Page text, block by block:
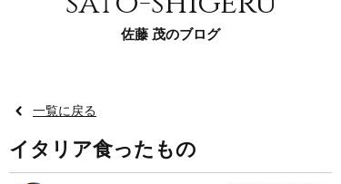
佐藤 茂のブログ
一覧に戻る
イタリア食ったもの